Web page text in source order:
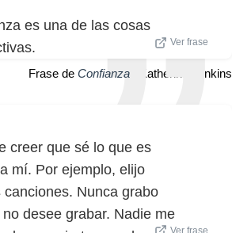
es una de las cosas
Ver frase
Frase de Confianza | Katherine Jenkins
creer que sé lo que es
mí. Por ejemplo, elijo
canciones. Nunca grabo
desee grabar. Nadie me
Ver frase